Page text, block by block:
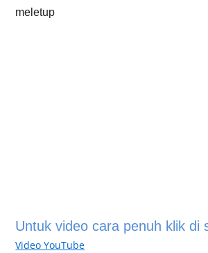
meletup
Untuk video cara penuh klik di
Video YouTube